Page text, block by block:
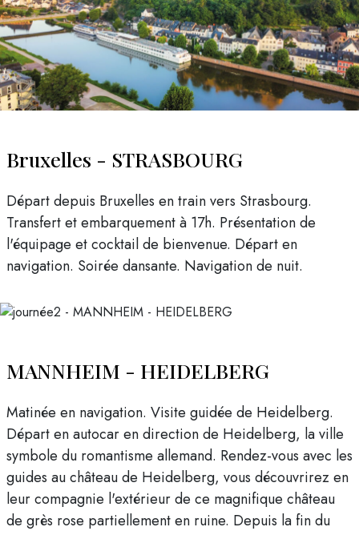
Bruxelles - STRASBOURG
Départ depuis Bruxelles en train vers Strasbourg.
Transfert et embarquement à 17h. Présentation de
l'équipage et cocktail de bienvenue. Départ en
navigation. Soirée dansante. Navigation de nuit.
MANNHEIM - HEIDELBERG
Matinée en navigation. Visite guidée de Heidelberg.
Départ en autocar en direction de Heidelberg, la ville
symbole du romantisme allemand. Rendez-vous avec les
guides au château de Heidelberg, vous découvrirez en
leur compagnie l'extérieur de ce magnifique château
de grès rose partiellement en ruine. Depuis la fin du